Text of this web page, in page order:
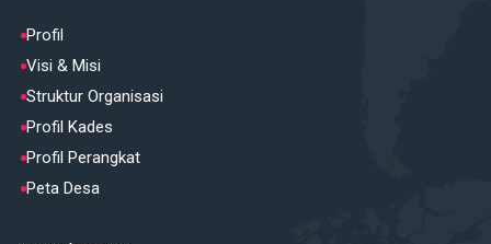
Profil
Visi & Misi
Struktur Organisasi
Profil Kades
Profil Perangkat
Peta Desa